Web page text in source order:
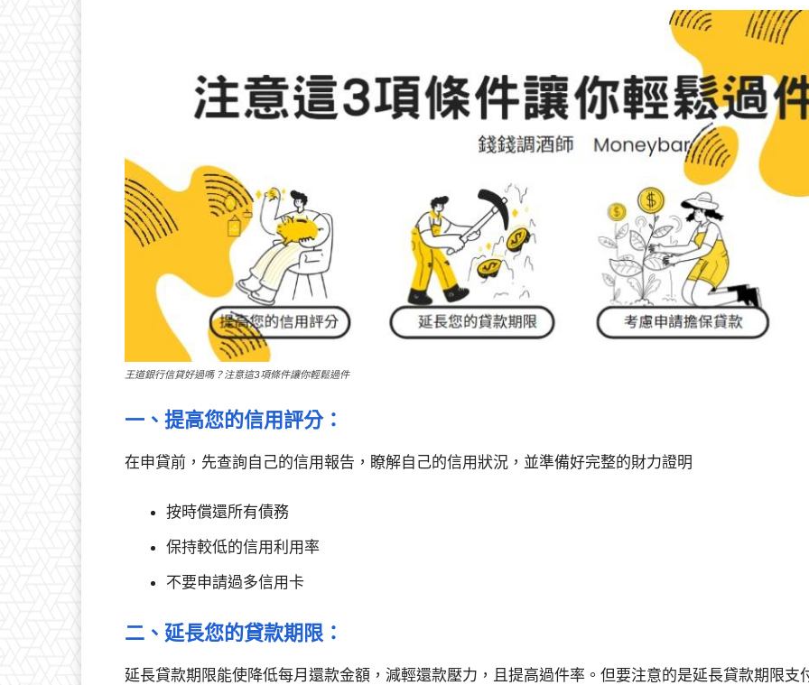
王道銀行信貸好過嗎？注意這3項條件讓你輕鬆過件
一、提高您的信用評分：
在申貸前，先查詢自己的信用報告，瞭解自己的信用狀況，並準備好完整的財力證明
按時償還所有債務
保持較低的信用利用率
不要申請過多信用卡
二、延長您的貸款期限：
延長貸款期限能使降低每月還款金額，減輕還款壓力，且提高過件率。但要注意的是延長貸款期限支